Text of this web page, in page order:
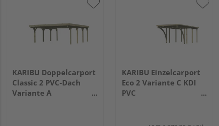
KARIBU Doppelcarport
Classic 2 PVC-Dach
Variante A
KARIBU Einzelcarport
Eco 2 Variante C KDI
PVC